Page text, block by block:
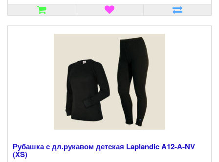
Рубашка с дл.рукавом детская Laplandic A12-A-NV
(XS)